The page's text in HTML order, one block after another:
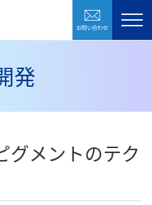
合わせ
発
メントのテク